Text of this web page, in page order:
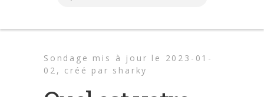
Sondage mis à jour le 2023-01-
02, créé par sharky